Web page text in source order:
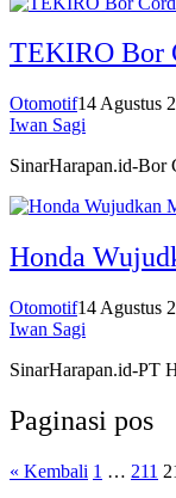
TEKIRO Bor
Otomotif14 Agustus
Iwan Sagi
SinarHarapan.id-
Honda
Otomotif14 Agustus
Iwan Sagi
SinarHarapan.id-PT
Paginasi pos
« Kembali 1 … 211